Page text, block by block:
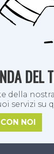
ecologico e
principi alla
DEL
della
servizi su
NOI